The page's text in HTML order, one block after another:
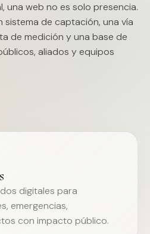
una web no es solo presencia.
sistema de captación, una vía
de medición y una base de
aliados y equipos
digitales para
emergencias,
con impacto público.